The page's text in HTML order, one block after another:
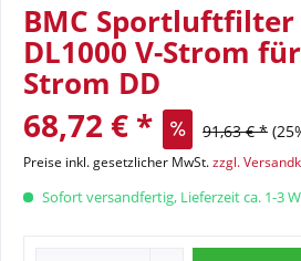
BMC
DL1000 V-Strom
Strom DD
68,72 € * 91,63 € *
Preise inkl. gesetzlicher MwSt.zzgl.
Sofort versandfertig, Lieferzeit ca. 1-3